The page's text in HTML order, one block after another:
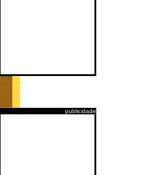
publicidade